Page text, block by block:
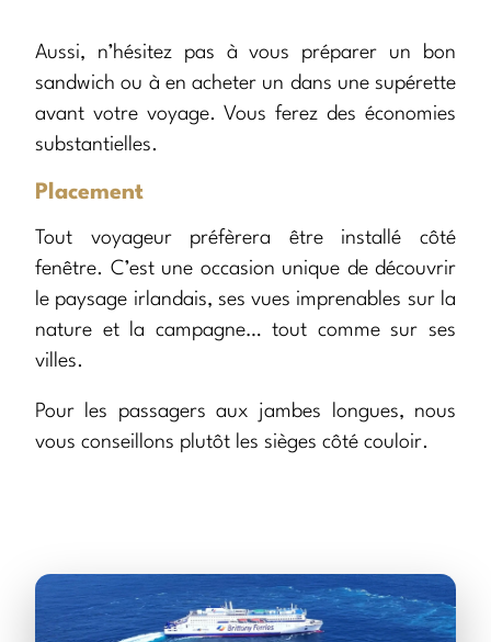
Aussi, n’hésitez pas à vous préparer un bon
sandwich ou à en acheter un dans une supérette
avant votre voyage. Vous ferez des économies
substantielles.
Placement
Tout voyageur préfèrera être installé côté
fenêtre. C’est une occasion unique de découvrir
le paysage irlandais, ses vues imprenables sur la
nature et la campagne… tout comme sur ses
villes.
Pour les passagers aux jambes longues, nous
vous conseillons plutôt les sièges côté couloir.